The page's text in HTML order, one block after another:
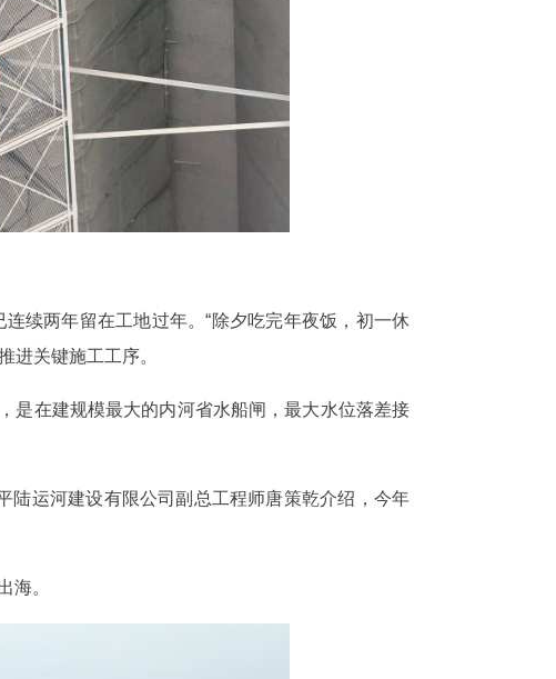
续两年留在工地过年。“除夕吃完年夜饭，初一休
进关键施工工序。
是在建规模最大的内河省水船闸，最大水位落差接
陆运河建设有限公司副总工程师唐策乾介绍，今年
海。